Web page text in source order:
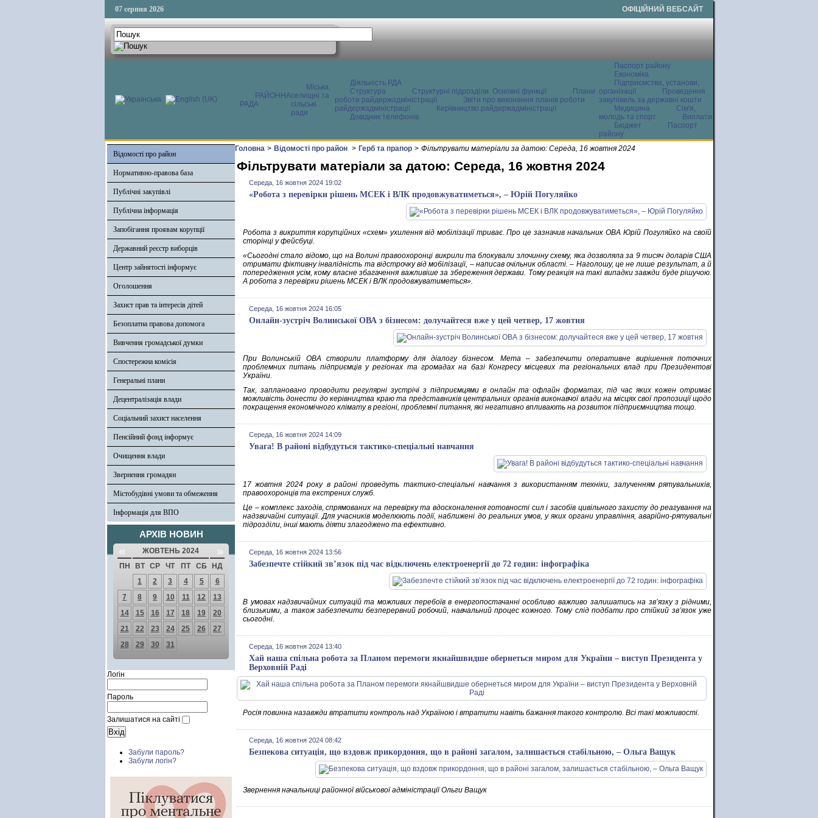
07 серпня 2026 ОФІЦІЙНИЙ ВЕБСАЙТ
РАЙОННА
РАДА
Міська,
селищні та
сільські
ради
Діяльність РДА
Структура
Структурні підрозділи. Основні функції
Плани
роботи райдержадміністрації
Звіти про виконання планів роботи
райдержадміністрації
Керівництво райдержадміністрації
Довідник телефонів
Паспорт району
Економіка
Підприємства, установи,
організації
Проведення
закупівель за державні кошти
Медицина
Сім'я,
молодь та спорт
Виплати
Бюджет
Паспорт
району
Відомості про район
Нормативно-правова база
Публічні закупівлі
Публічна інформація
Запобігання проявам корупції
Державний реєстр виборців
Центр зайнятості інформує
Оголошення
Захист прав та інтересів дітей
Безоплатна правова допомога
Вивчення громадської думки
Спостережна комісія
Генеральні плани
Децентралізація влади
Соціальний захист населення
Пенсійний фонд інформує
Очищення влади
Звернення громадян
Містобудівні умови та обмеження
Інформація для ВПО
АРХІВ НОВИН
« ЖОВТЕНЬ 2024 »
ПН ВТ СР ЧТ ПТ СБ
НД
1
2 3 4 5
6
7
8 9 10 11 12
13
14
15 16 17 18 19
20
21
22 23 24 25 26
27
28
29 30 31
Логін
Пароль
Залишатися на сайті
Забули пароль?
Забули логін?
Головна > Відомості про район > Герб та прапор > Фільтрувати матеріали за датою: Середа, 16 жовтня 2024
Фільтрувати матеріали за датою: Середа, 16 жовтня 2024
Середа, 16 жовтня 2024 19:02
«Робота з перевірки рішень МСЕК і ВЛК продовжуватиметься», – Юрій Погуляйко
Робота з викриття корупційних «схем» ухилення від мобілізації триває. Про це зазначив начальник ОВА Юрій Погуляйко на своїй
сторінці у фейсбуці.
«Сьогодні стало відомо, що на Волині правоохоронці викрили та блокували злочинну схему, яка дозволяла за 9 тисяч доларів США
отримати фіктивну інвалідність та відстрочку від мобілізації, – написав очільник області. – Наголошу, це не лише результат, а й
попередження усім, кому власне збагачення важливіше за збереження держави. Тому реакція на такі випадки завжди буде рішучою.
А робота з перевірки рішень МСЕК і ВЛК продовжуватиметься».
Середа, 16 жовтня 2024 16:05
Онлайн-зустріч Волинської ОВА з бізнесом: долучайтеся вже у цей четвер, 17 жовтня
При Волинській ОВА створили платформу для діалогу бізнесом. Мета – забезпечити оперативне вирішення поточних
проблемних питань підприємців у регіонах та громадах на базі Конгресу місцевих та регіональних влад при Президентові
України.
Так, заплановано проводити регулярні зустрічі з підприємцями в онлайн та офлайн форматах, під час яких кожен отримає
можливість донести до керівництва краю та представників центральних органів виконавчої влади на місцях свої пропозиції щодо
покращення економічного клімату в регіоні, проблемні питання, які негативно впливають на розвиток підприємництва тощо.
Середа, 16 жовтня 2024 14:09
Увага! В районі відбудуться тактико-спеціальні навчання
17 жовтня 2024 року в районі проведуть тактико-спеціальні навчання з використанням техніки, залученням рятувальників,
правоохоронців та екстрених служб.
Це – комплекс заходів, спрямованих на перевірку та вдосконалення готовності сил і засобів цивільного захисту до реагування на
надзвичайні ситуації. Для учасників моделюють події, наближені до реальних умов, у яких органи управління, аварійно-рятувальні
підрозділи, інші мають діяти злагоджено та ефективно.
Середа, 16 жовтня 2024 13:56
Забезпечте стійкий зв’язок під час відключень електроенергії до 72 годин: інфографіка
В умовах надзвичайних ситуацій та можливих перебоїв в енергопостачанні особливо важливо залишатись на зв’язку з рідними,
близькими, а також забезпечити безперервний робочий, навчальний процес кожного. Тому слід подбати про стійкий зв’язок уже
сьогодні.
Середа, 16 жовтня 2024 13:40
Хай наша спільна робота за Планом перемоги якнайшвидше обернеться миром для України – виступ Президента у
Верховній Раді
Росія повинна назавжди втратити контроль над Україною і втратити навіть бажання такого контролю. Всі такі можливості.
Середа, 16 жовтня 2024 08:42
Безпекова ситуація, що вздовж прикордоння, що в районі загалом, залишається стабільною, – Ольга Ващук
Звернення начальниці районної військової адміністрації Ольги Ващук